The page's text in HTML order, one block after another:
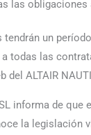
las obligaciones
un
todas las
del ALTAIR
informa de que
la legislación